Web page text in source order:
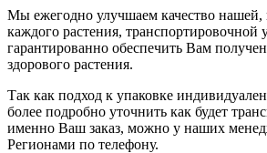
Мы ежегодно улучшаем качество нашей,
каждого растения, транспортировочной
гарантированно обеспечить Вам
здорового растения.
Так как подход к упаковке
более подробно уточнить как будет
именно Ваш заказ, можно у наших
Регионами по телефону.